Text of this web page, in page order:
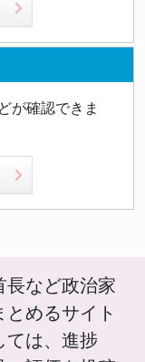
が確認できま
長など政治家
めるサイト
ては、進捗